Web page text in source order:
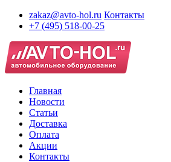
zakaz@avto-hol.ru Контакты
+7 (495) 518-00-25
Главная
Новости
Статьи
Доставка
Оплата
Акции
Контакты